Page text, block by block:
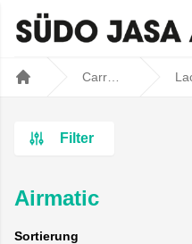
Filter
Airmatic
Sortierung